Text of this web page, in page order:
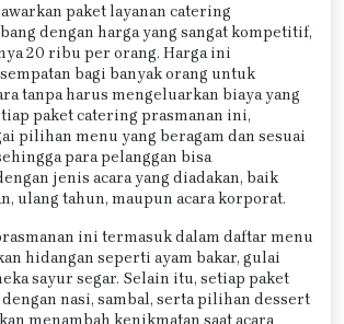
paket layanan catering
dengan harga yang sangat kompetitif,
20 ribu per orang. Harga ini
bagi banyak orang untuk
tanpa harus mengeluarkan biaya yang
paket catering prasmanan ini,
pilihan menu yang beragam dan sesuai
para pelanggan bisa
jenis acara yang diadakan, baik
ulang tahun, maupun acara korporat.
ini termasuk dalam daftar menu
hidangan seperti ayam bakar, gulai
sayur segar. Selain itu, setiap paket
nasi, sambal, serta pilihan dessert
menambah kenikmatan saat acara